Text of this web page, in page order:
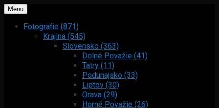
Menu
Fotografie (871)
Krajina (545)
Slovensko (363)
Dolné Považie (41)
Tatry (11)
Podunajsko (33)
Liptov (30)
Orava (29)
Horné Považie (26)